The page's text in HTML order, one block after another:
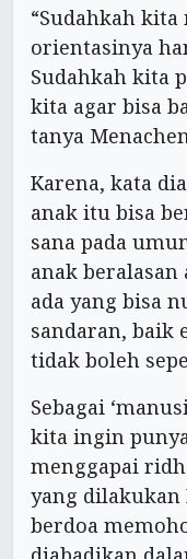
“Sudahkah
orientasinya
Sudahkah kita
kita agar bisa
tanya
Karena, kata
anak itu bisa
sana pada
anak
ada yang bisa
sandaran, baik
tidak boleh
Sebagai
kita ingin
menggapai
yang dilakukan
berdoa